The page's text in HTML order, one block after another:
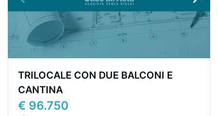
TRILOCALE CON DUE BALCONI E
CANTINA
€ 96.750